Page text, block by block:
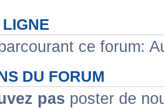
ce forum:
DU FORUM
pas poster de